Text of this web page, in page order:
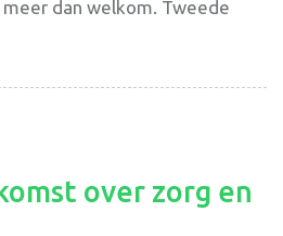
dan welkom. Tweede
over zorg en